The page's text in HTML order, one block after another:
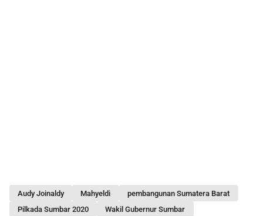
Audy Joinaldy Mahyeldi
pembangunan Sumatera Barat
Pilkada Sumbar 2020
Wakil Gubernur Sumbar